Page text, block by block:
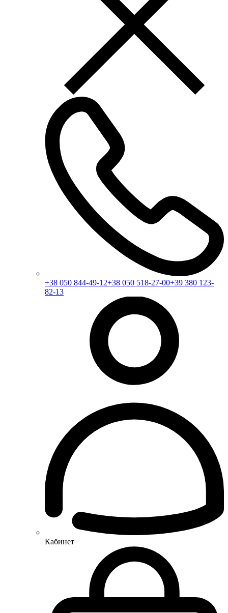
+38 050 844-49-12+38 050 518-27-00+39 380 123-
82-13
Кабинет